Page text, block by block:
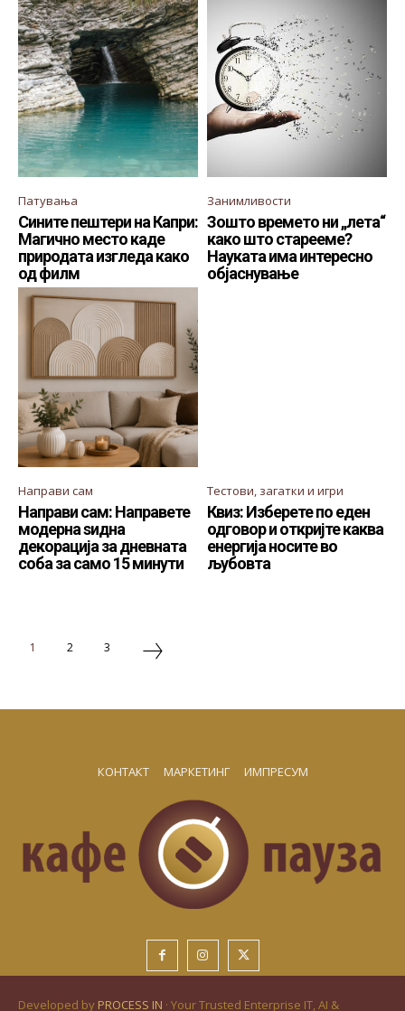
Патувања
Сините пештери на Капри:
Магично место каде
природата изгледа како
од филм
Занимливости
Зошто времето ни „лета“
како што старееме?
Науката има интересно
објаснување
Направи сам
Направи сам: Направете
модерна ѕидна
декорација за дневната
соба за само 15 минути
Тестови, загатки и игри
Квиз: Изберете по еден
одговор и откријте каква
енергија носите во
љубовта
1 2 3
КОНТАКТ МАРКЕТИНГ ИМПРЕСУМ
Developed by PROCESS IN · Your Trusted Enterprise IT, AI &